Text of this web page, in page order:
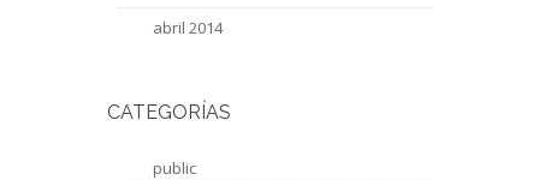
abril 2014
CATEGORÍAS
public